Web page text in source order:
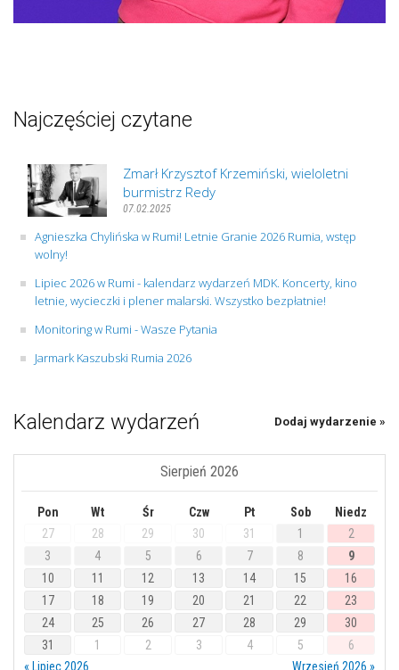
Najczęściej czytane
Zmarł Krzysztof Krzemiński, wieloletni
burmistrz Redy
07.02.2025
Agnieszka Chylińska w Rumi! Letnie Granie 2026 Rumia, wstęp
wolny!
Lipiec 2026 w Rumi - kalendarz wydarzeń MDK. Koncerty, kino
letnie, wycieczki i plener malarski. Wszystko bezpłatnie!
Monitoring w Rumi - Wasze Pytania
Jarmark Kaszubski Rumia 2026
Kalendarz wydarzeń Dodaj wydarzenie »
Sierpień 2026
Pon Wt Śr Czw Pt Sob
Niedz
27
28 29 30 31 1
2
3
4 5 6 7 8
9
10
11 12 13 14 15
16
17
18 19 20 21 22
23
24
25 26 27 28 29
30
31
1 2 3 4 5
6
« Lipiec 2026
Wrzesień 2026 »